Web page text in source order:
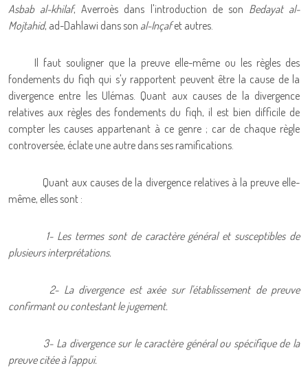
Asbab al-khilaf, Averroès dans l'introduction de son Bedayat al-
Mojtahid, ad-Dahlawi dans son al-Inçafet autres.
Il faut souligner que la preuve elle-même ou les règles des
fondements du fiqh qui s'y rapportent peuvent être la cause de la
divergence entre les Ulémas. Quant aux causes de la divergence
relatives aux règles des fondements du fiqh, il est bien difficile de
compter les causes appartenant à ce genre ; car de chaque règle
controversée, éclate une autre dans ses ramifications.
Quant aux causes de la divergence relatives à la preuve elle-
même, elles sont :
1- Les termes sont de caractère général et susceptibles de
plusieurs interprétations.
2- La divergence est axée sur l'établissement de preuve
confirmant ou contestant le jugement.
3- La divergence sur le caractère général ou spécifique de la
preuve citée à l'appui.